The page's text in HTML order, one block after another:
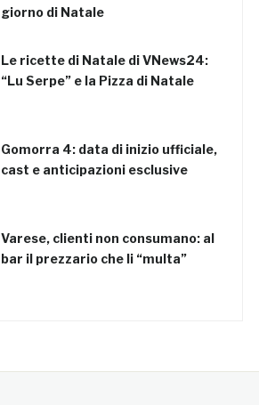
giorno di Natale
Le ricette di Natale di VNews24:
“Lu Serpe” e la Pizza di Natale
Gomorra 4: data di inizio ufficiale,
cast e anticipazioni esclusive
Varese, clienti non consumano: al
bar il prezzario che li “multa”